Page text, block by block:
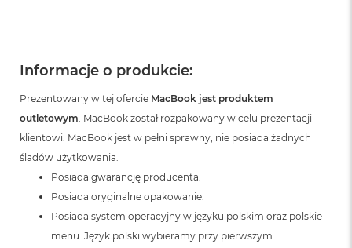
Informacje o produkcie:
Prezentowany w tej ofercie MacBook jest produktem
outletowym . MacBook został rozpakowany w celu prezentacji
klientowi. MacBook jest w pełni sprawny, nie posiada żadnych
śladów użytkowania.
Posiada gwarancję producenta.
Posiada oryginalne opakowanie.
Posiada system operacyjny w języku polskim oraz polskie
menu. Język polski wybieramy przy pierwszym